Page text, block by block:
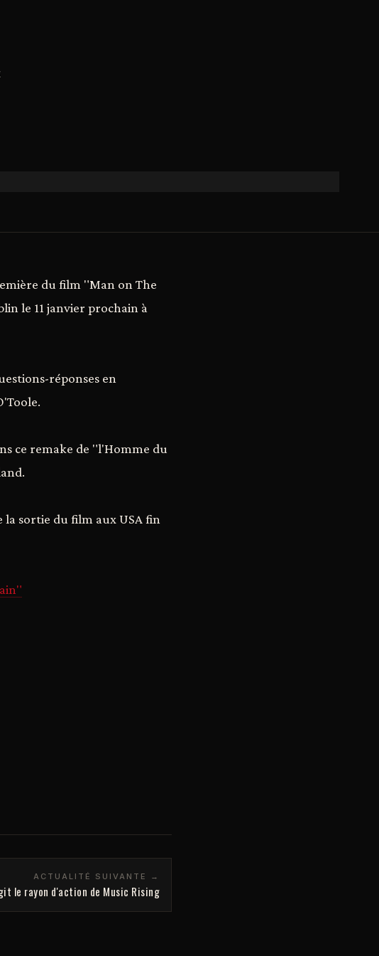
du film "Man on The
le 11 janvier prochain à
réponses en
ce remake de "l'Homme du
la sortie du film aux USA fin
ACTUALITÉ SUIVANTE →
le rayon d'action de Music Rising